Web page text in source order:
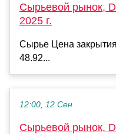
Сырьевой рынок,
2025 г.
Сырье Цена
48.92...
12:00, 12 Сен
Сырьевой рынок,